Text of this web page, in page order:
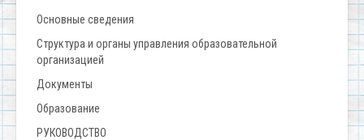
Основные сведения
Структура и органы управления образовательной
организацией
Документы
Образование
РУКОВОДСТВО